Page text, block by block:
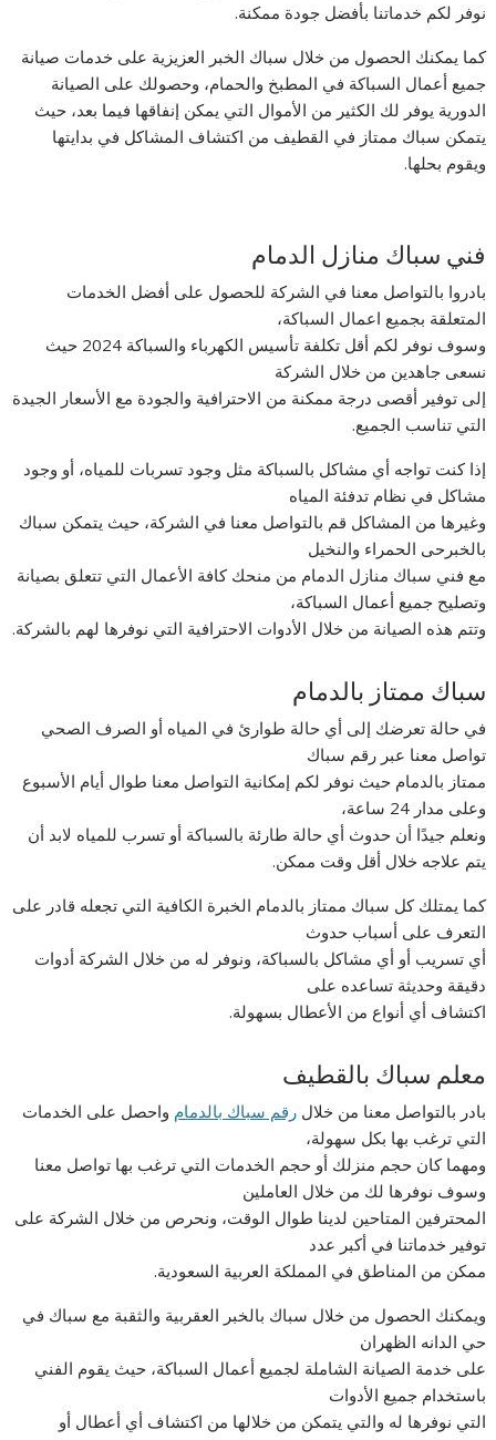
نوفر لكم خدماتنا بأفضل جودة ممكنة.
كما يمكنك الحصول من خلال سباك الخبر العزيزية على خدمات صيانة
جميع أعمال السباكة في المطبخ والحمام، وحصولك على الصيانة
الدورية يوفر لك الكثير من الأموال التي يمكن إنفاقها فيما بعد، حيث
يتمكن سباك ممتاز في القطيف من اكتشاف المشاكل في بدايتها
ويقوم بحلها.
فني سباك منازل الدمام
بادروا بالتواصل معنا في الشركة للحصول على أفضل الخدمات
المتعلقة بجميع اعمال السباكة،
وسوف نوفر لكم أقل تكلفة تأسيس الكهرباء والسباكة 2024 حيث
نسعى جاهدين من خلال الشركة
إلى توفير أقصى درجة ممكنة من الاحترافية والجودة مع الأسعار الجيدة
التي تناسب الجميع.
إذا كنت تواجه أي مشاكل بالسباكة مثل وجود تسربات للمياه، أو وجود
مشاكل في نظام تدفئة المياه
وغيرها من المشاكل قم بالتواصل معنا في الشركة، حيث يتمكن سباك
بالخبرحى الحمراء والنخيل
مع فني سباك منازل الدمام من منحك كافة الأعمال التي تتعلق بصيانة
وتصليح جميع أعمال السباكة،
وتتم هذه الصيانة من خلال الأدوات الاحترافية التي نوفرها لهم بالشركة.
سباك ممتاز بالدمام
في حالة تعرضك إلى أي حالة طوارئ في المياه أو الصرف الصحي
تواصل معنا عبر رقم سباك
ممتاز بالدمام حيث نوفر لكم إمكانية التواصل معنا طوال أيام الأسبوع
وعلى مدار 24 ساعة،
ونعلم جيدًا أن حدوث أي حالة طارئة بالسباكة أو تسرب للمياه لابد أن
يتم علاجه خلال أقل وقت ممكن.
كما يمتلك كل سباك ممتاز بالدمام الخبرة الكافية التي تجعله قادر على
التعرف على أسباب حدوث
أي تسريب أو أي مشاكل بالسباكة، ونوفر له من خلال الشركة أدوات
دقيقة وحديثة تساعده على
اكتشاف أي أنواع من الأعطال بسهولة.
معلم سباك بالقطيف
بادر بالتواصل معنا من خلالرقم سباك بالدمام واحصل على الخدمات
التي ترغب بها بكل سهولة،
ومهما كان حجم منزلك أو حجم الخدمات التي ترغب بها تواصل معنا
وسوف نوفرها لك من خلال العاملين
المحترفين المتاحين لدينا طوال الوقت، ونحرص من خلال الشركة على
توفير خدماتنا في أكبر عدد
ممكن من المناطق في المملكة العربية السعودية.
ويمكنك الحصول من خلال سباك بالخبر العقربية والثقبة مع سباك في
حي الدانه الظهران
على خدمة الصيانة الشاملة لجميع أعمال السباكة، حيث يقوم الفني
باستخدام جميع الأدوات
التي نوفرها له والتي يتمكن من خلالها من اكتشاف أي أعطال أو